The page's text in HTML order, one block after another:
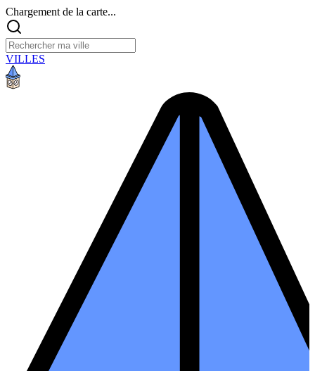
Chargement de la carte...
VILLES